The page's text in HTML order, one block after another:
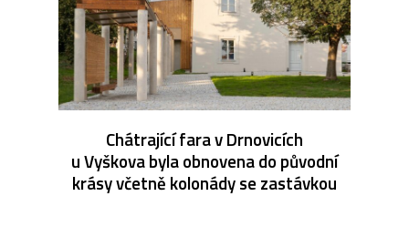
Chátrající fara v Drnovicích
u Vyškova byla obnovena do původní
krásy včetně kolonády se zastávkou